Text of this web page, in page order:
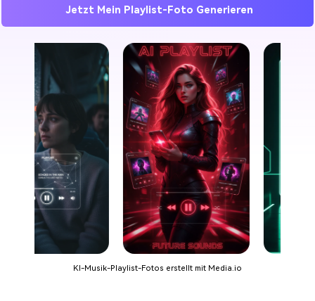
Jetzt Mein Playlist-Foto Generieren
KI-Musik-Playlist-Fotos erstellt mit Media.io